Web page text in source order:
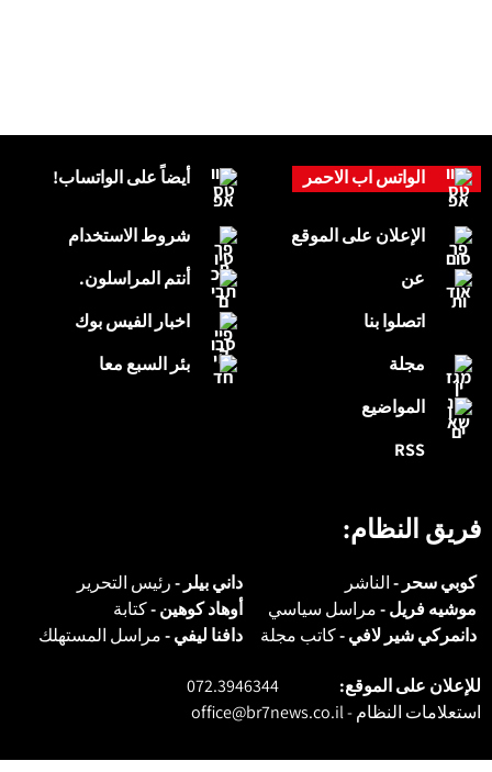
أيضاً على الواتساب!
شروط الاستخدام
أنتم المراسلون.
اخبار الفيس بوك
بئر السبع معا
الواتس اب الاحمر
الإعلان على الموقع
عن
اتصلوا بنا
مجلة
المواضيع
RSS
فريق النظام:
كوبي سحر -الناشر داني بيلر -رئيس التحرير
موشيه فريل -مراسل سياسي أوهاد كوهين -كتابة
دانمركي شير لافي -كاتب مجلة دافنا ليفي -مراسل المستهلك
للإعلان على الموقع:
072.3946344
استعلامات النظام -office@br7news.co.il